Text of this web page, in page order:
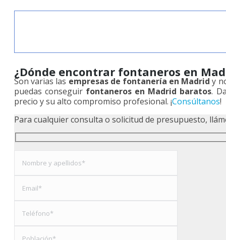
¿Dónde encontrar fontaneros en
Son varias las empresas de fontanería en Madrid y
puedas conseguir fontaneros en Madrid baratos.
precio y su alto compromiso profesional. ¡Consúltanos!
Para cualquier consulta o solicitud de presupuesto,